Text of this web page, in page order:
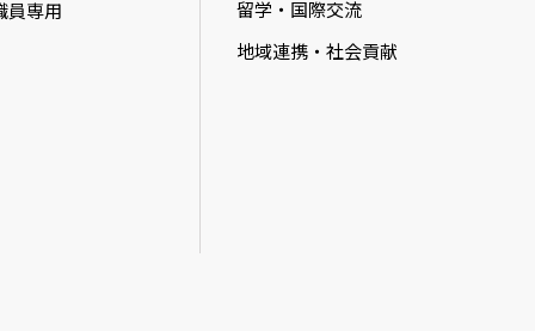
員専用
留学・国際交流
地域連携・社会貢献